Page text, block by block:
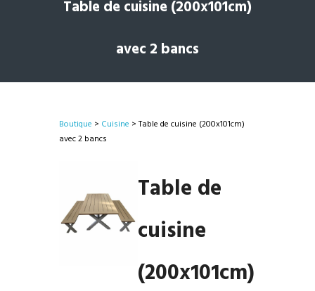
Table de cuisine (200x101cm)
avec 2 bancs
Boutique > Cuisine > Table de cuisine (200x101cm)
avec 2 bancs
Table de
cuisine
(200x101cm)